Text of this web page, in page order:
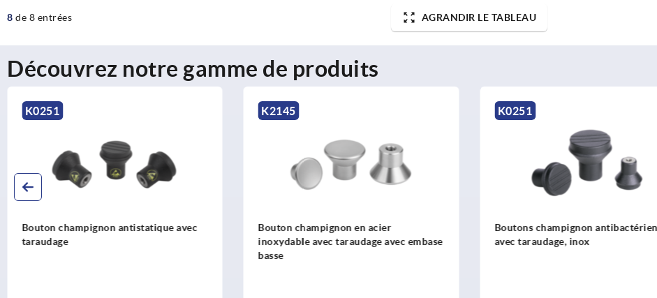
8 de 8 entrées AGRANDIR LE TABLEAU
Découvrez notre gamme de produits
K2145
Bouton champignon en acier
inoxydable avec taraudage avec embase
K0251
Boutons champignon antibactériens
avec taraudage, inox
K1286
Boutons champignon en plastique
thermodurcissable avec taraudage